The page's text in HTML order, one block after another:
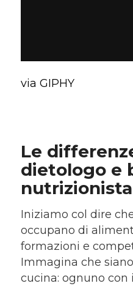
via GIPHY
Le
dietologo e
nutrizionista
Iniziamo col dire
occupano di
formazioni e
Immagina che
cucina: ognuno